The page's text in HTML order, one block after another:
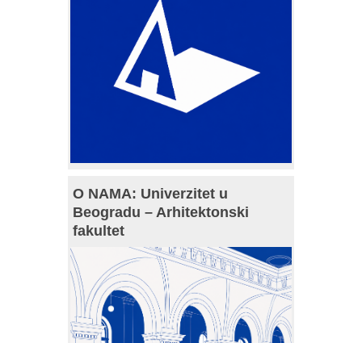
O NAMA: Univerzitet u
Beogradu – Arhitektonski
fakultet